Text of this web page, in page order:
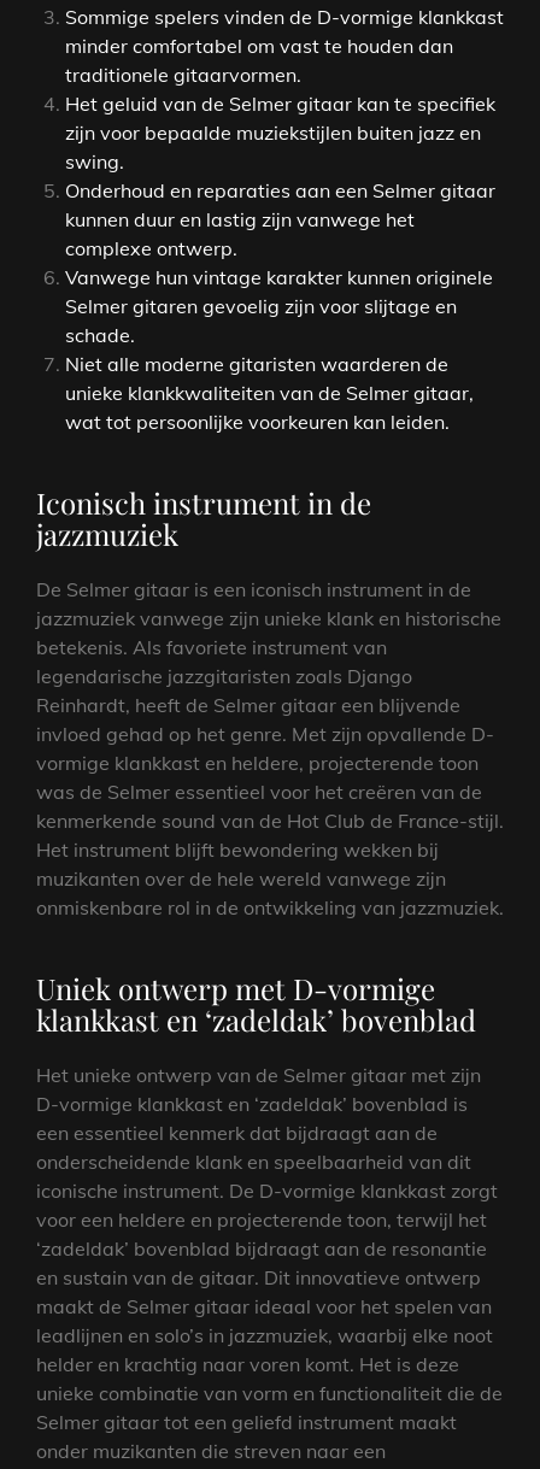
Sommige spelers vinden de D-vormige klankkast
minder comfortabel om vast te houden dan
traditionele gitaarvormen.
Het geluid van de Selmer gitaar kan te specifiek
zijn voor bepaalde muziekstijlen buiten jazz en
swing.
Onderhoud en reparaties aan een Selmer gitaar
kunnen duur en lastig zijn vanwege het
complexe ontwerp.
Vanwege hun vintage karakter kunnen originele
Selmer gitaren gevoelig zijn voor slijtage en
schade.
Niet alle moderne gitaristen waarderen de
unieke klankkwaliteiten van de Selmer gitaar,
wat tot persoonlijke voorkeuren kan leiden.
Iconisch instrument in de
jazzmuziek
De Selmer gitaar is een iconisch instrument in de
jazzmuziek vanwege zijn unieke klank en historische
betekenis. Als favoriete instrument van
legendarische jazzgitaristen zoals Django
Reinhardt, heeft de Selmer gitaar een blijvende
invloed gehad op het genre. Met zijn opvallende D-
vormige klankkast en heldere, projecterende toon
was de Selmer essentieel voor het creëren van de
kenmerkende sound van de Hot Club de France-stijl.
Het instrument blijft bewondering wekken bij
muzikanten over de hele wereld vanwege zijn
onmiskenbare rol in de ontwikkeling van jazzmuziek.
Uniek ontwerp met D-vormige
klankkast en ‘zadeldak’ bovenblad
Het unieke ontwerp van de Selmer gitaar met zijn
D-vormige klankkast en ‘zadeldak’ bovenblad is
een essentieel kenmerk dat bijdraagt aan de
onderscheidende klank en speelbaarheid van dit
iconische instrument. De D-vormige klankkast zorgt
voor een heldere en projecterende toon, terwijl het
‘zadeldak’ bovenblad bijdraagt aan de resonantie
en sustain van de gitaar. Dit innovatieve ontwerp
maakt de Selmer gitaar ideaal voor het spelen van
leadlijnen en solo’s in jazzmuziek, waarbij elke noot
helder en krachtig naar voren komt. Het is deze
unieke combinatie van vorm en functionaliteit die de
Selmer gitaar tot een geliefd instrument maakt
onder muzikanten die streven naar een